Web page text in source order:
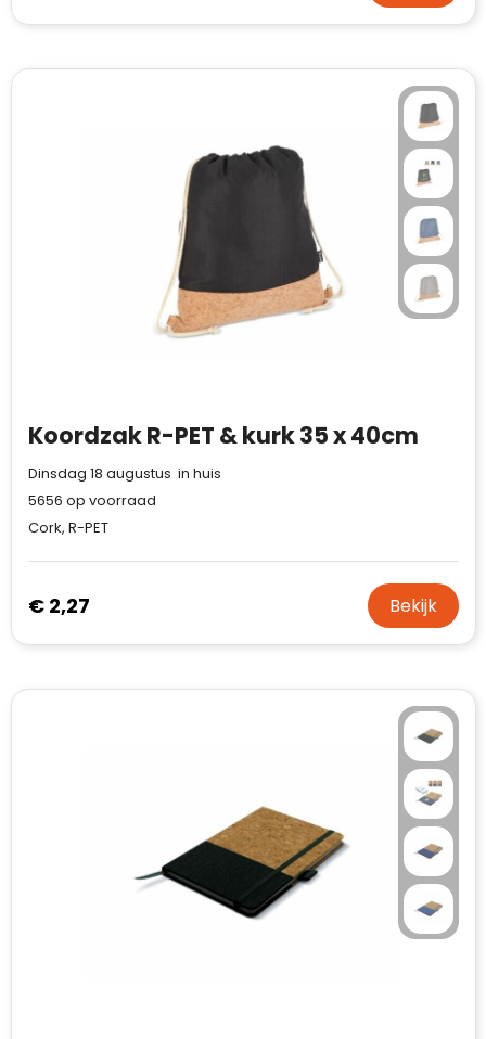
Koordzak R-PET & kurk 35 x 40cm
Dinsdag 18 augustus in huis
5656 op voorraad
Cork, R-PET
€ 2,27 Bekijk